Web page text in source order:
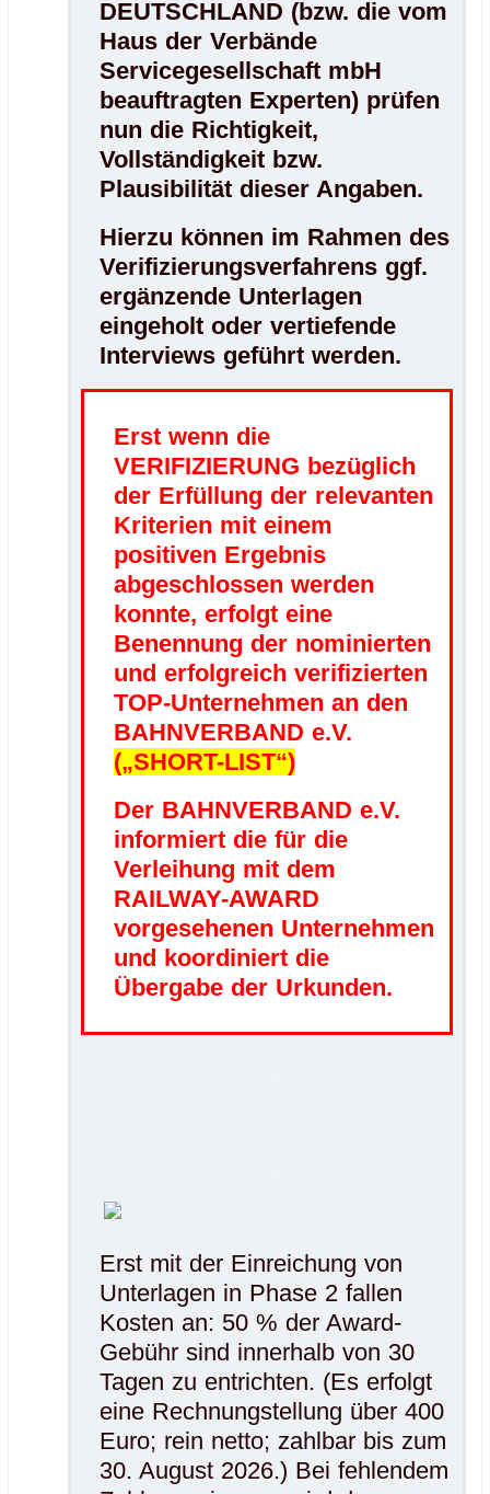
DEUTSCHLAND (bzw. die vom
Haus der Verbände
Servicegesellschaft mbH
beauftragten Experten) prüfen
nun die Richtigkeit,
Vollständigkeit bzw.
Plausibilität dieser Angaben.
Hierzu können im Rahmen des
Verifizierungsverfahrens ggf.
ergänzende Unterlagen
eingeholt oder vertiefende
Interviews geführt werden.
Erst wenn die
VERIFIZIERUNG bezüglich
der Erfüllung der relevanten
Kriterien mit einem
positiven Ergebnis
abgeschlossen werden
konnte, erfolgt eine
Benennung der nominierten
und erfolgreich verifizierten
TOP-Unternehmen an den
BAHNVERBAND e.V.
(„SHORT-LIST“)
Der BAHNVERBAND e.V.
informiert die für die
Verleihung mit dem
RAILWAY-AWARD
vorgesehenen Unternehmen
und koordiniert die
Übergabe der Urkunden.
Erst mit der Einreichung von
Unterlagen in Phase 2 fallen
Kosten an: 50 % der Award-
Gebühr sind innerhalb von 30
Tagen zu entrichten. (Es erfolgt
eine Rechnungstellung über 400
Euro; rein netto; zahlbar bis zum
30. August 2026.) Bei fehlendem